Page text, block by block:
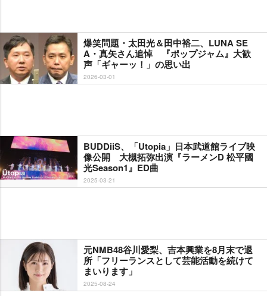
爆笑問題・太田光＆田中裕二、LUNA SE
A・真矢さん追悼 『ポップジャム』大歓
声「ギャーッ！」の思い出
2026-03-01
BUDDiiS、「Utopia」日本武道館ライブ映
像公開 大槻拓弥出演『ラーメンD 松平國
光Season1』ED曲
2025-03-21
元NMB48谷川愛梨、吉本興業を8月末で退
所「フリーランスとして芸能活動を続けて
まいります」
2025-08-24